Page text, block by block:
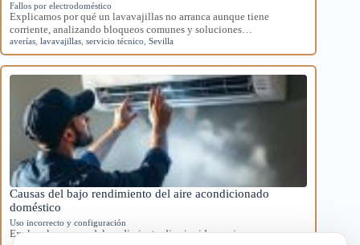
Fallos por electrodoméstico
Explicamos por qué un lavavajillas no arranca aunque tiene
corriente, analizando bloqueos comunes y soluciones…
averías lavavajillas servicio técnico Sevilla
Causas del bajo rendimiento del aire acondicionado
doméstico
Uso incorrecto y configuración
Explora las causas del rendimiento disminuido en aires